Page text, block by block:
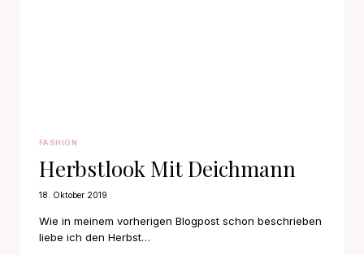
FASHION
Herbstlook Mit Deichmann
18. Oktober 2019
Wie in meinem vorherigen Blogpost schon beschrieben
liebe ich den Herbst…